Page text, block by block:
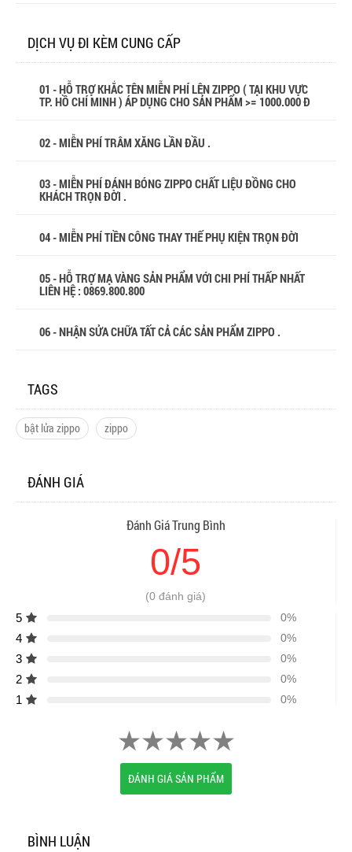
DỊCH VỤ ĐI KÈM CUNG CẤP
01 - HỖ TRỢ KHẮC TÊN MIỄN PHÍ LÊN ZIPPO ( TẠI KHU VỰC
TP. HỒ CHÍ MINH ) ÁP DỤNG CHO SẢN PHẨM >= 1000.000 Đ
02 - MIỄN PHÍ TRÂM XĂNG LẦN ĐẦU .
03 - MIỄN PHÍ ĐÁNH BÓNG ZIPPO CHẤT LIỆU ĐỒNG CHO
KHÁCH TRỌN ĐỜI .
04 - MIỄN PHÍ TIỀN CÔNG THAY THẾ PHỤ KIỆN TRỌN ĐỜI
05 - HỖ TRỢ MẠ VÀNG SẢN PHẨM VỚI CHI PHÍ THẤP NHẤT
LIÊN HỆ : 0869.800.800
06 - NHẬN SỬA CHỮA TẤT CẢ CÁC SẢN PHẨM ZIPPO .
TAGS
bật lửa zippo zippo
ĐÁNH GIÁ
Đánh Giá Trung Bình
0/5
(0 đánh giá)
5 0%
4 0%
3 0%
2 0%
1 0%
ĐÁNH GIÁ SẢN PHẨM
BÌNH LUẬN